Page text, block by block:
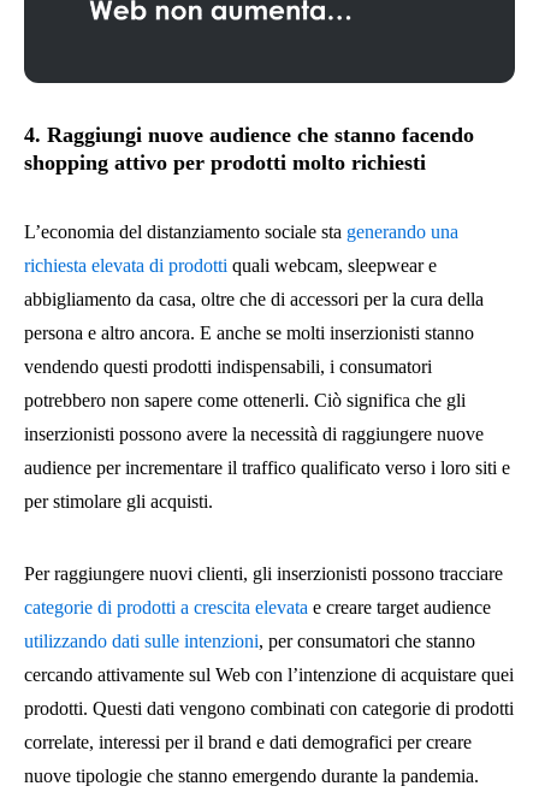
4. Raggiungi nuove audience che stanno facendo
shopping attivo per prodotti molto richiesti
L’economia del distanziamento sociale sta generando una
richiesta elevata di prodotti quali webcam, sleepwear e
abbigliamento da casa, oltre che di accessori per la cura della
persona e altro ancora. E anche se molti inserzionisti stanno
vendendo questi prodotti indispensabili, i consumatori
potrebbero non sapere come ottenerli. Ciò significa che gli
inserzionisti possono avere la necessità di raggiungere nuove
audience per incrementare il traffico qualificato verso i loro siti e
per stimolare gli acquisti.
Per raggiungere nuovi clienti, gli inserzionisti possono tracciare
categorie di prodotti a crescita elevata e creare target audience
utilizzando dati sulle intenzioni, per consumatori che stanno
cercando attivamente sul Web con l’intenzione di acquistare quei
prodotti. Questi dati vengono combinati con categorie di prodotti
correlate, interessi per il brand e dati demografici per creare
nuove tipologie che stanno emergendo durante la pandemia.